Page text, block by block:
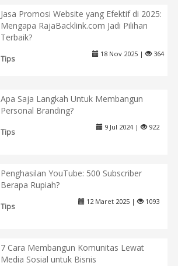
Jasa Promosi Website yang Efektif di 2025:
Mengapa RajaBacklink.com Jadi Pilihan
Terbaik?
Tips
18 Nov 2025 | 364
Apa Saja Langkah Untuk Membangun
Personal Branding?
Tips
9 Jul 2024 | 922
Penghasilan YouTube: 500 Subscriber
Berapa Rupiah?
Tips
12 Maret 2025 | 1093
7 Cara Membangun Komunitas Lewat
Media Sosial untuk Bisnis